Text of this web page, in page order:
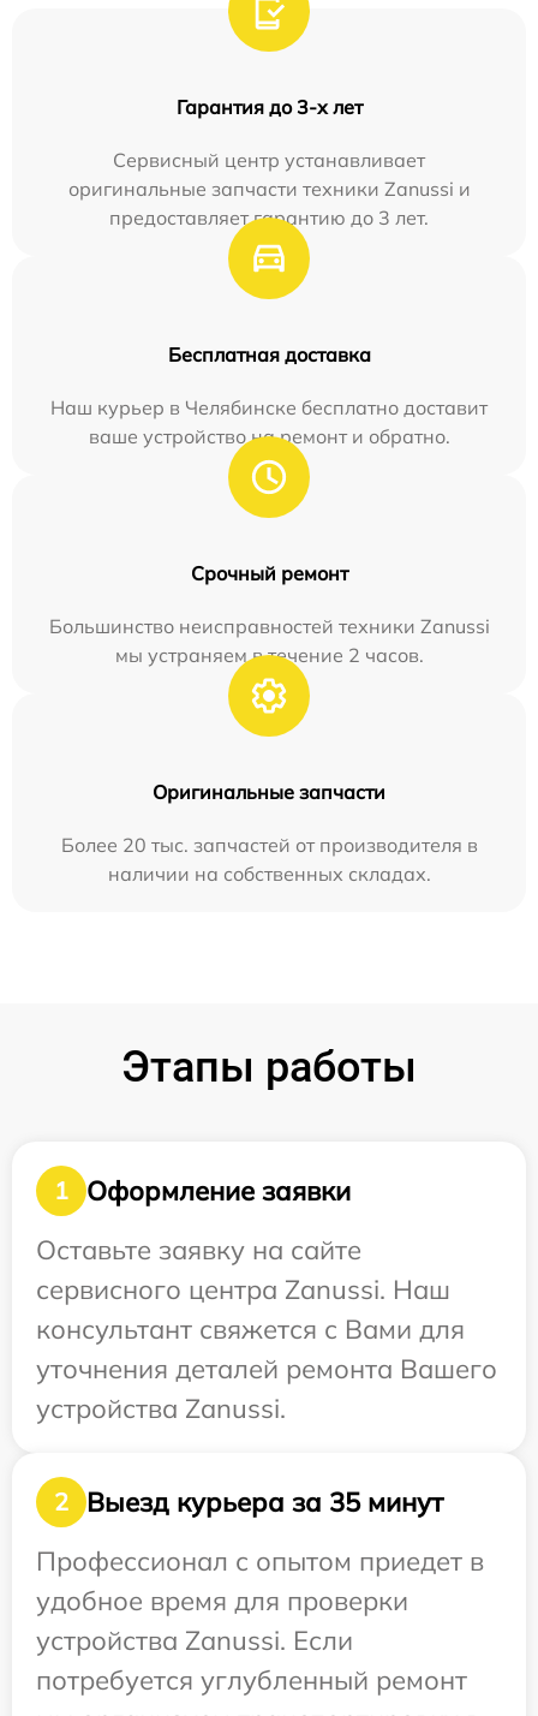
Гарантия до 3-х лет
Сервисный центр устанавливает
оригинальные запчасти техники Zanussi и
предоставляет гарантию до 3 лет.
Бесплатная доставка
Наш курьер в Челябинске бесплатно доставит
ваше устройство на ремонт и обратно.
Срочный ремонт
Большинство неисправностей техники Zanussi
мы устраняем в течение 2 часов.
Оригинальные запчасти
Более 20 тыс. запчастей от производителя в
наличии на собственных складах.
Этапы работы
1
Оформление заявки
Оставьте заявку на сайте
сервисного центра Zanussi. Наш
консультант свяжется с Вами для
уточнения деталей ремонта Вашего
устройства Zanussi.
2
Выезд курьера за 35 минут
Профессионал с опытом приедет в
удобное время для проверки
устройства Zanussi. Если
потребуется углубленный ремонт